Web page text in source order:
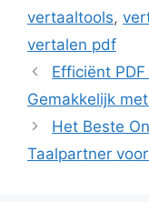
vertaaltools,
vertalen pdf
Efficiënt
Gemakkelijk
Het Beste
Taalpartner